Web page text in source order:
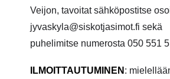
Veijon, tavoitat sähköpostitse
jyvaskyla@siskotjasimot.fi sekä
puhelimitse numerosta 050 551
ILMOITTAUTUMINEN :